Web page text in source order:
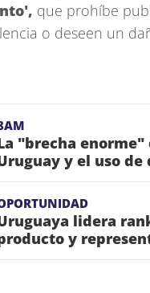
que prohíbe
o deseen un
"brecha
y el uso
lidera
y